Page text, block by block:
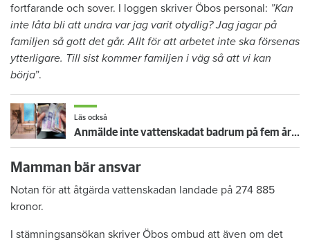
fortfarande och sover. I loggen skriver Öbos personal: ”Kan
inte låta bli att undra var jag varit otydlig? Jag jagar på
familjen så gott det går. Allt för att arbetet inte ska försenas
ytterligare. Till sist kommer familjen i väg så att vi kan
börja”.
Läs också
Anmälde inte vattenskadat badrum på fem år – krävs på 125 000 kronor
Mamman bär ansvar
Notan för att åtgärda vattenskadan landade på 274 885
kronor.
I stämningsansökan skriver Öbos ombud att även om det